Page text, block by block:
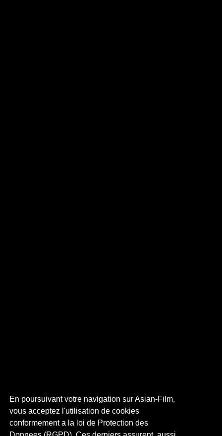
En poursuivant votre navigation sur Asian-Film,
vous acceptez l'utilisation de cookies
conformement a la loi de Protection des